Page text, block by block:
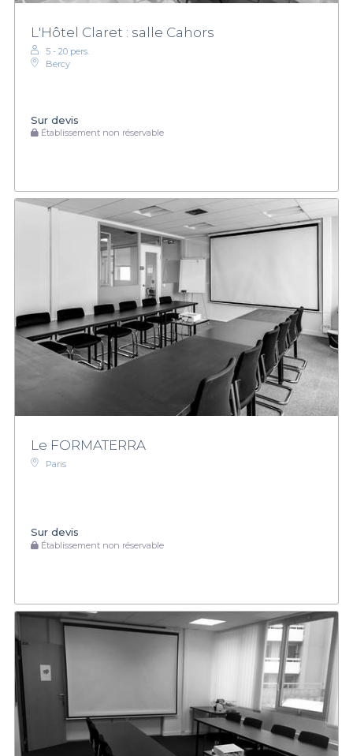
L'Hôtel Claret : salle Cahors
5 - 20 pers.
Bercy
Sur devis
Établissement non réservable
Le FORMATERRA
Paris
Sur devis
Établissement non réservable